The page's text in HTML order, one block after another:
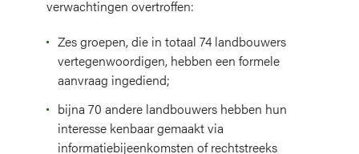
verwachtingen overtroffen:
Zes groepen, die in totaal 74 landbouwers
vertegenwoordigen, hebben een formele
aanvraag ingediend;
bijna 70 andere landbouwers hebben hun
interesse kenbaar gemaakt via
informatiebijeenkomsten of rechtstreeks